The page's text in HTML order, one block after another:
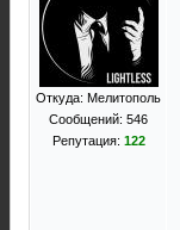
Откуда: Мелитополь
Сообщений: 546
Репутация: 122